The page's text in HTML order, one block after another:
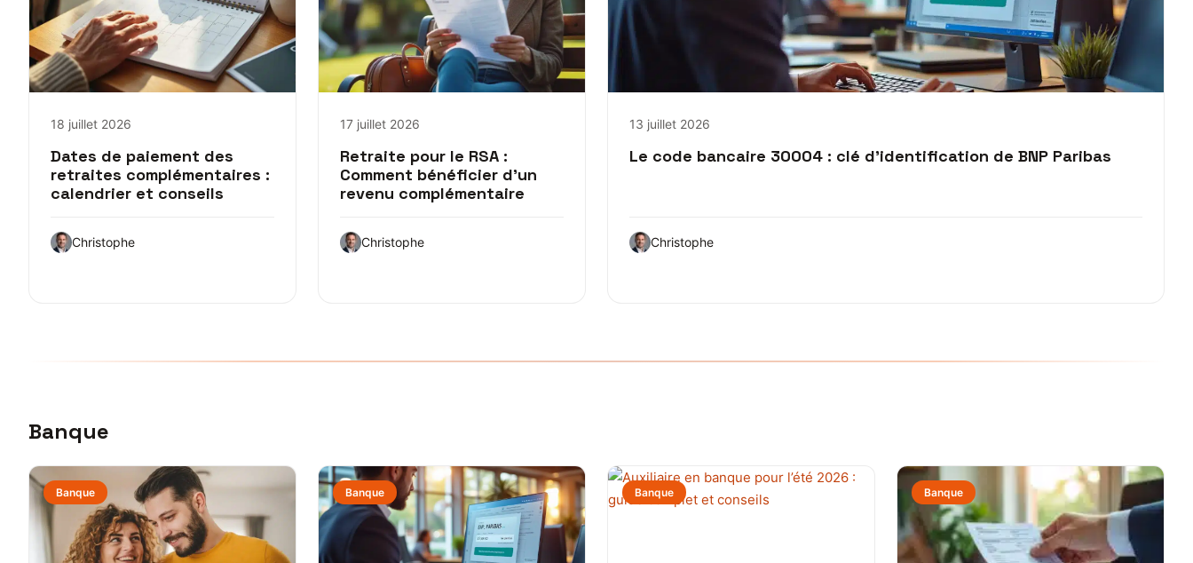
18 juillet 2026
Dates de paiement des
retraites complémentaires :
calendrier et conseils
Christophe
17 juillet 2026
Retraite pour le RSA :
Comment bénéficier d’un
revenu complémentaire
Christophe
13 juillet 2026
Le code bancaire 30004 : clé d’identification de BNP Paribas
Christophe
Banque
Banque Banque Banque Banque